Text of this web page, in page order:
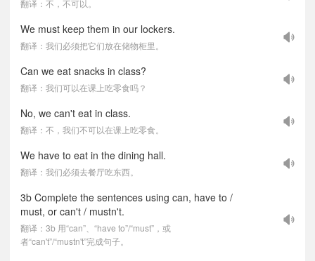
翻译：不，不可以。
We must keep them in our lockers.
翻译：我们必须把它们放在储物柜里。
Can we eat snacks in class?
翻译：我们可以在课上吃零食吗？
No, we can't eat in class.
翻译：不，我们不可以在课上吃零食。
We have to eat in the dining hall.
翻译：我们必须去餐厅吃东西。
3b Complete the sentences using can, have to /
must, or can't / mustn't.
翻译：3b 用“can”、“have to”/“must”，或
者“can't”/“mustn't”完成句子。